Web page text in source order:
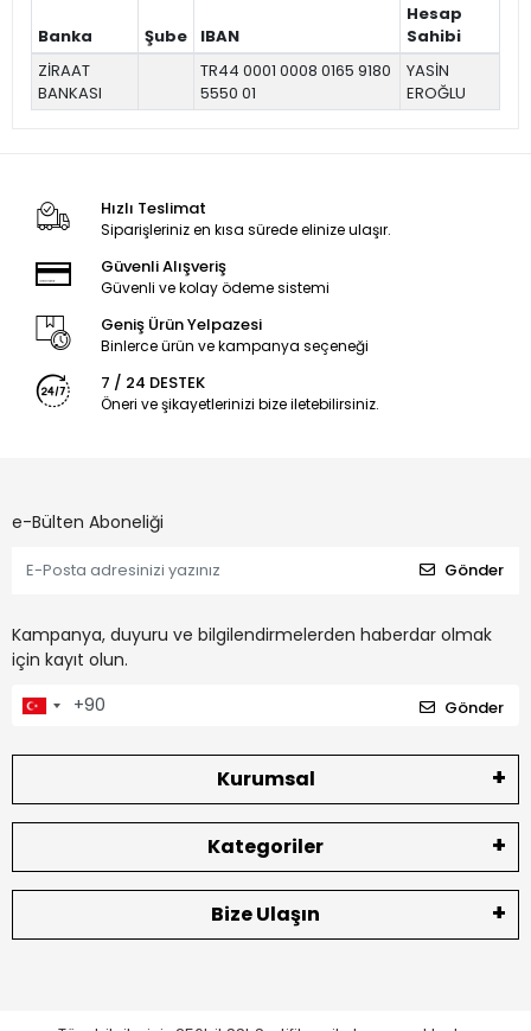
Banka Şube IBAN
Hesap
Sahibi
ZİRAAT
BANKASI
TR44 0001 0008 0165 9180
5550 01
YASİN
EROĞLU
Hızlı Teslimat
Siparişleriniz en kısa sürede elinize ulaşır.
Güvenli Alışveriş
Güvenli ve kolay ödeme sistemi
Geniş Ürün Yelpazesi
Binlerce ürün ve kampanya seçeneği
7 / 24 DESTEK
Öneri ve şikayetlerinizi bize iletebilirsiniz.
e-Bülten Aboneliği
Gönder
Kampanya, duyuru ve bilgilendirmelerden haberdar olmak
için kayıt olun.
Gönder
Kurumsal
Kategoriler
Bize Ulaşın